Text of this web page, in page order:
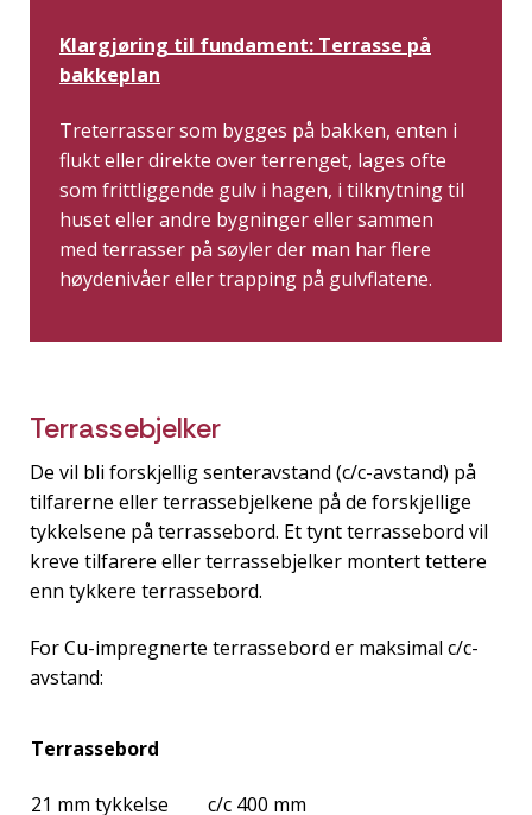
Klargjøring til fundament: Terrasse på
bakkeplan
Treterrasser som bygges på bakken, enten i
flukt eller direkte over terrenget, lages ofte
som frittliggende gulv i hagen, i tilknytning til
huset eller andre bygninger eller sammen
med terrasser på søyler der man har flere
høydenivåer eller trapping på gulvflatene.
Terrassebjelker
De vil bli forskjellig senteravstand (c/c-avstand) på
tilfarerne eller terrassebjelkene på de forskjellige
tykkelsene på terrassebord. Et tynt terrassebord vil
kreve tilfarere eller terrassebjelker montert tettere
enn tykkere terrassebord.
For Cu-impregnerte terrassebord er maksimal c/c-
avstand:
Terrassebord
21 mm tykkelse c/c 400 mm